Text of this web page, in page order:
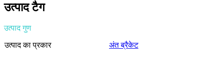
उत्पाद टैग
उत्पाद गुण
उत्पाद का प्रकार अंत ब्रैकेट